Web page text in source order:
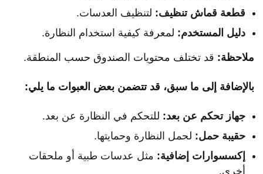
قطعة قماش تنظيف: لتنظيف العدسات.
دليل المستخدم: لمعرفة كيفية استخدام النظارة.
ملاحظة: قد تختلف محتويات الصندوق حسب المنطقة.
بالإضافة إلى ما سبق، قد تتضمن بعض العبوات ما يلي:
جهاز تحكم عن بعد: للتحكم في النظارة عن بعد.
حقيبة حمل: لحمل النظارة وحمايتها.
إكسسوارات إضافية: مثل عدسات طبية أو ملحقات
أخرى.